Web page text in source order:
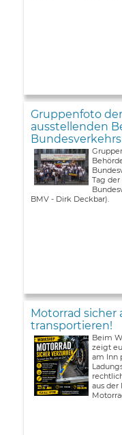
Gruppenfoto
ausstellenden
Tag
BMV - Dirk Deckbar).
Motorrad sicher
transportieren!
Beim
zeigt
am Inn
aus der